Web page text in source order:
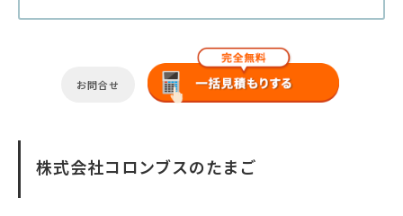
お問合せ
株式会社コロンブスのたまご